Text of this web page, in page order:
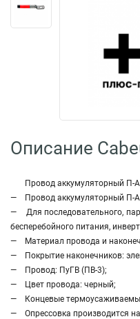
Описание
Провод аккумуляторный П-
— Провод аккумуляторный П-
— Для последовательного,
бесперебойного питания,
— Материал провода и
— Покрытие наконечников:
— Провод: ПуГВ (ПВ-3);
— Цвет провода: черный;
— Концевые термоусаживаемые
— Опрессовка производится